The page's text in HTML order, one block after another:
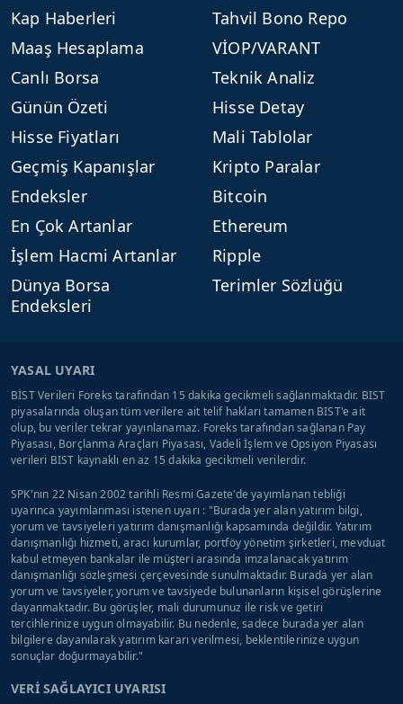
Kap Haberleri
Maaş Hesaplama
Canlı Borsa
Günün Özeti
Hisse Fiyatları
Geçmiş Kapanışlar
Endeksler
En Çok Artanlar
İşlem Hacmi Artanlar
Dünya Borsa
Endeksleri
Tahvil Bono Repo
VİOP/VARANT
Teknik Analiz
Hisse Detay
Mali Tablolar
Kripto Paralar
Bitcoin
Ethereum
Ripple
Terimler Sözlüğü
YASAL UYARI
BİST Verileri Foreks tarafından 15 dakika gecikmeli sağlanmaktadır. BIST
piyasalarında oluşan tüm verilere ait telif hakları tamamen BIST'e ait
olup, bu veriler tekrar yayınlanamaz. Foreks tarafından sağlanan Pay
Piyasası, Borçlanma Araçları Piyasası, Vadeli İşlem ve Opsiyon Piyasası
verileri BIST kaynaklı en az 15 dakika gecikmeli verilerdir.
SPK'nın 22 Nisan 2002 tarihli Resmi Gazete'de yayımlanan tebliği
uyarınca yayımlanması istenen uyarı : "Burada yer alan yatırım bilgi,
yorum ve tavsiyeleri yatırım danışmanlığı kapsamında değildir. Yatırım
danışmanlığı hizmeti, aracı kurumlar, portföy yönetim şirketleri, mevduat
kabul etmeyen bankalar ile müşteri arasında imzalanacak yatırım
danışmanlığı sözleşmesi çerçevesinde sunulmaktadır. Burada yer alan
yorum ve tavsiyeler, yorum ve tavsiyede bulunanların kişisel görüşlerine
dayanmaktadır. Bu görüşler, mali durumunuz ile risk ve getiri
tercihlerinize uygun olmayabilir. Bu nedenle, sadece burada yer alan
bilgilere dayanılarak yatırım kararı verilmesi, beklentilerinize uygun
sonuçlar doğurmayabilir."
VERİ SAĞLAYICI UYARISI